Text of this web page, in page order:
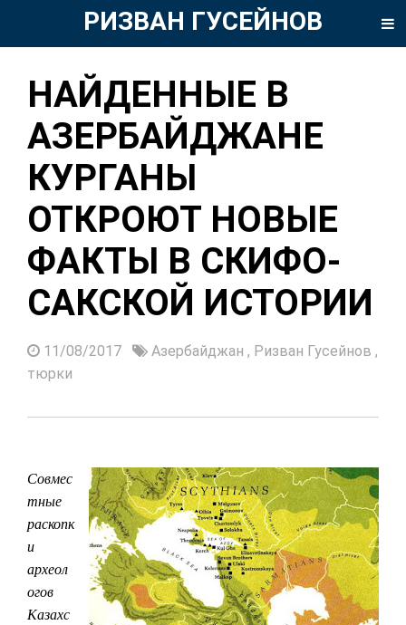
РИЗВАН ГУСЕЙНОВ
НАЙДЕННЫЕ В
АЗЕРБАЙДЖАНЕ
КУРГАНЫ
ОТКРОЮТ НОВЫЕ
ФАКТЫ В СКИФО-
САКСКОЙ ИСТОРИИ
11/08/2017 Азербайджан , Ризван Гусейнов ,
тюрки
Совмес
тные
раскопк
и
археол
огов
Казахс